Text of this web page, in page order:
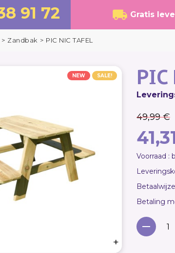
91 72 Gratis
> Zandbak > PIC NIC TAFEL
NEW SALE!
+
PIC
49,99 €
Voorraad :
Betaling